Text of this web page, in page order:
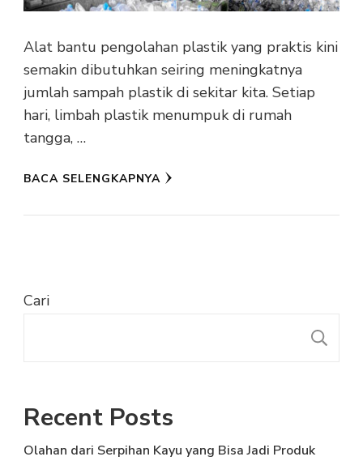
Alat bantu pengolahan plastik yang praktis kini
semakin dibutuhkan seiring meningkatnya
jumlah sampah plastik di sekitar kita. Setiap
hari, limbah plastik menumpuk di rumah
tangga, …
BACA SELENGKAPNYA
Cari
Recent Posts
Olahan dari Serpihan Kayu yang Bisa Jadi Produk